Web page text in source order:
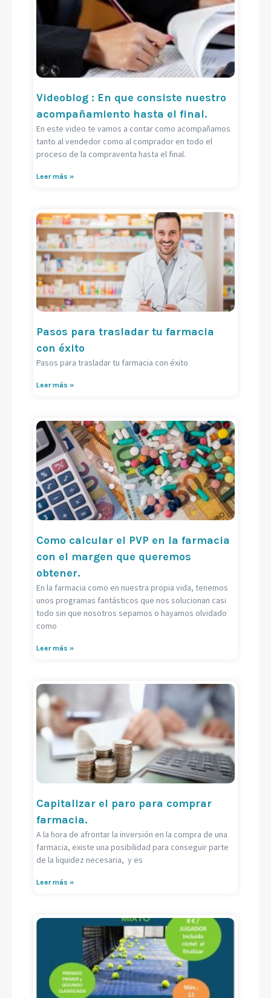
Videoblog : En que consiste nuestro
acompañamiento hasta el final.
En este video te vamos a contar como acompañamos
tanto al vendedor como al comprador en todo el
proceso de la compraventa hasta el final.
Leer más »
Pasos para trasladar tu farmacia
con éxito
Pasos para trasladar tu farmacia con éxito
Leer más »
Como calcular el PVP en la farmacia
con el margen que queremos
obtener.
En la farmacia como en nuestra propia vida, tenemos
unos programas fantásticos que nos solucionan casi
todo sin que nosotros sepamos o hayamos olvidado
como
Leer más »
Capitalizar el paro para comprar
farmacia.
A la hora de afrontar la inversión en la compra de una
farmacia, existe una posibilidad para conseguir parte
de la liquidez necesaria, y es
Leer más »